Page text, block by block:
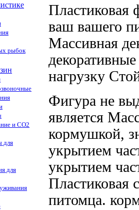
рыбок
и CO2
для
для
Пластиковая
ваш вашего
Массивная
декоративные
нагрузку
Фигура не
является
кормушкой,
укрытием
укрытием
Пластиковая
питомца.